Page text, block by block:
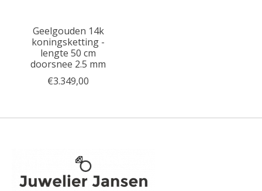
Geelgouden 14k
koningsketting -
lengte 50 cm
doorsnee 2.5 mm
€3.349,00